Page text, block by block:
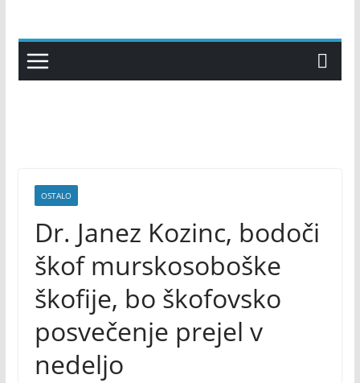
content
OSTALO
Dr. Janez Kozinc, bodoči
škof murskosoboške
škofije, bo škofovsko
posvečenje prejel v
nedeljo